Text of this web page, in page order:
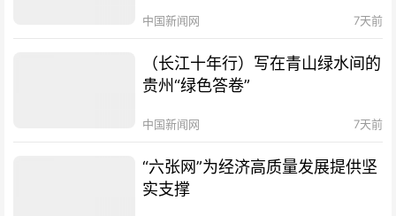
中国新闻网 7天前
（长江十年行）写在青山绿水间的
贵州“绿色答卷”
中国新闻网 7天前
“六张网”为经济高质量发展提供坚
实支撑